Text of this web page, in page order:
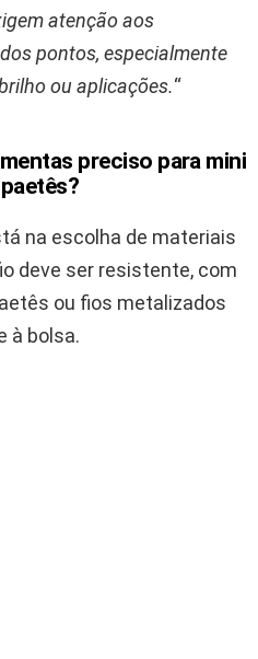
atenção aos
pontos, especialmente
ou aplicações.“
preciso para mini
na escolha de materiais
deve ser resistente, com
ou fios metalizados
à bolsa.